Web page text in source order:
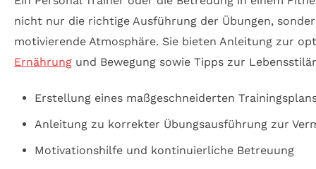
nicht nur die richtige Ausführung der Übungen,
motivierende Atmosphäre. Sie bieten Anleitung zur
Ernährung und Bewegung sowie Tipps zur
Erstellung eines maßgeschneiderten
Anleitung zu korrekter Übungsausführung zur
Motivationshilfe und kontinuierliche Betreuung